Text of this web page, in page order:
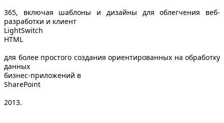
365, включая шаблоны и дизайны для облегчения веб-
разработки и клиент
LightSwitch
HTML
для более простого создания ориентированных на обработку
данных
бизнес-приложений в
SharePoint
2013.